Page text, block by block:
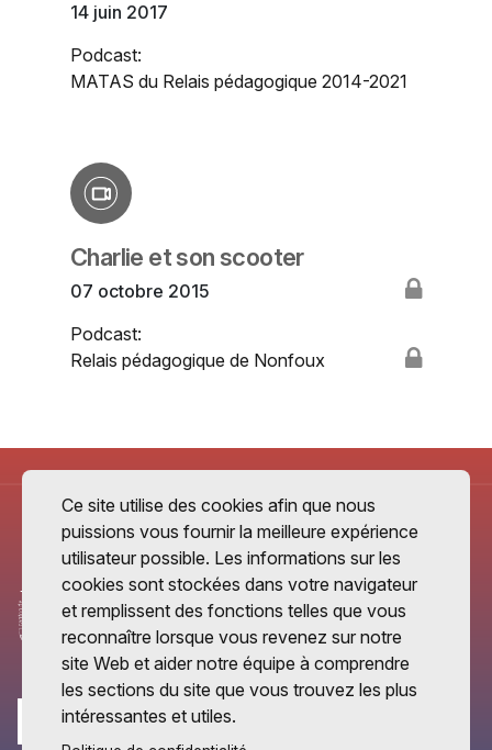
14 juin 2017
Podcast:
MATAS du Relais pédagogique 2014-2021
Charlie et son scooter
07 octobre 2015
Podcast:
Relais pédagogique de Nonfoux
Ce site utilise des cookies afin que nous
puissions vous fournir la meilleure expérience
utilisateur possible. Les informations sur les
cookies sont stockées dans votre navigateur
et remplissent des fonctions telles que vous
reconnaître lorsque vous revenez sur notre
site Web et aider notre équipe à comprendre
les sections du site que vous trouvez les plus
intéressantes et utiles.